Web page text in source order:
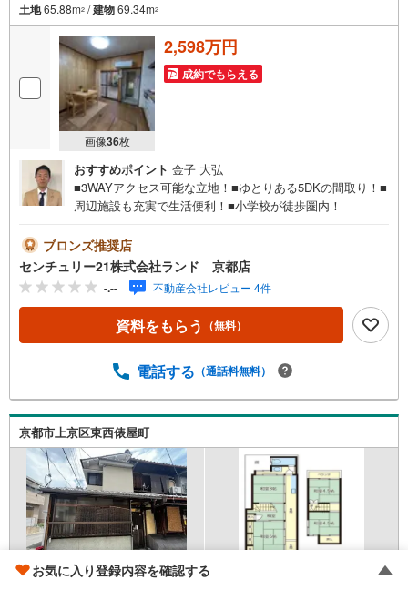
土地65.88m2 /建物69.34m2
画像36枚
2,598万円
成約でもらえる
おすすめポイント 金子 大弘
■3WAYアクセス可能な立地！■ゆとりある5DKの間取り！■
周辺施設も充実で生活便利！■小学校が徒歩圏内！
ブロンズ推奨店
センチュリー21株式会社ランド 京都店
-.-- 不動産会社レビュー 4件
資料をもらう （無料）
電話する （通話料無料）
京都市上京区東西俵屋町
お気に入り登録内容を確認する